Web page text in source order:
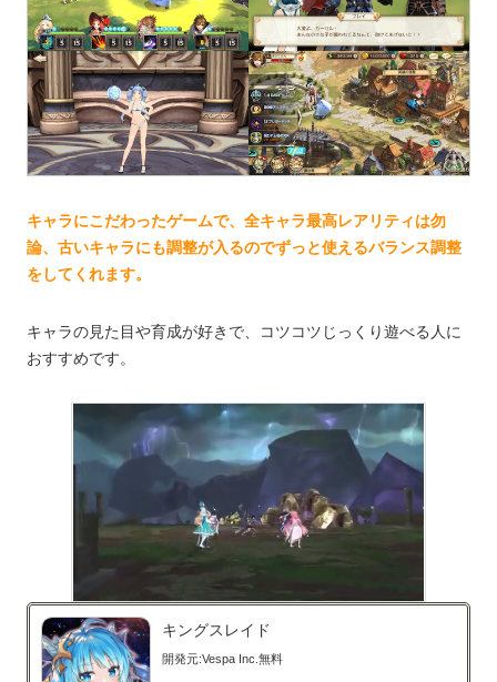
キャラにこだわったゲームで、全キャラ最高レアリティは勿
論、古いキャラにも調整が入るのでずっと使えるバランス調整
をしてくれます。
キャラの見た目や育成が好きで、コツコツじっくり遊べる人に
おすすめです。
キングスレイド
開発元:Vespa Inc. 無料